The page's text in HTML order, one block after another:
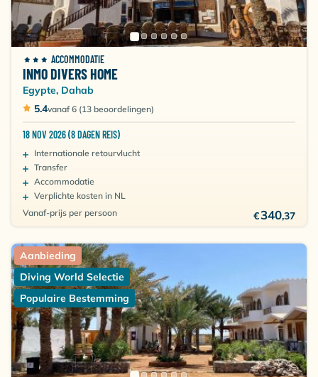
trek je duikpak aan en ga de onderwaterwereld
verkennen zonder je budget te overschrijden!
ACCOMMODATIE
INMO DIVERS HOME
Egypte, Dahab
5.4vanaf 6 (13 beoordelingen)
18 NOV 2026 (8 DAGEN REIS)
Internationale retourvlucht
Transfer
Accommodatie
Verplichte kosten in NL
Vanaf-prijs per persoon
€340,37
Aanbieding
Diving World Selectie
Populaire Bestemming